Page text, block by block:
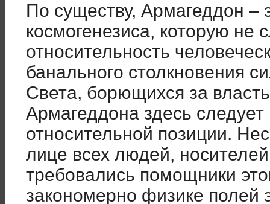
По существу, Армагеддон –
космогенезиса, которую не
относительность
банального столкновения
Света, борющихся за
Армагеддона здесь
относительной позиции.
лице всех людей,
требовались помощники
закономерно физике полей